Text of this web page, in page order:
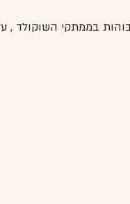
בממתקי השוקולד ,